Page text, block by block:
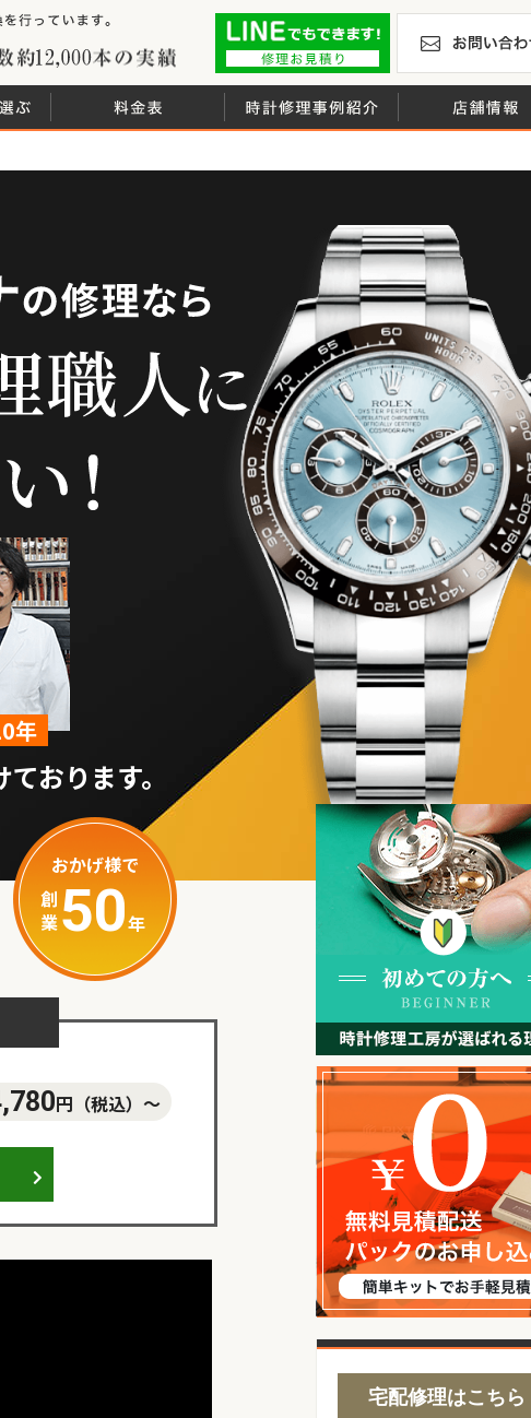
時計修理工房は、腕時計の修理やオーバーホール・
店）
創業44年の技術、年間修理本数約6,000本の
修理内容から選ぶ 料金表 時計修理事例紹介
年
おります。
おかげ様で
50年
創
業
円（税込）〜
宅配修理はこちら